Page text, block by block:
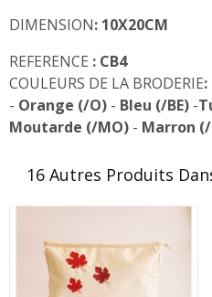
DIMENSION: 10X20CM
REFERENCE : CB4
COULEURS DE LA BRODERIE:
- Orange (/O) - Bleu (/BE) -
Moutarde (/MO) - Marron
16 Autres Produits